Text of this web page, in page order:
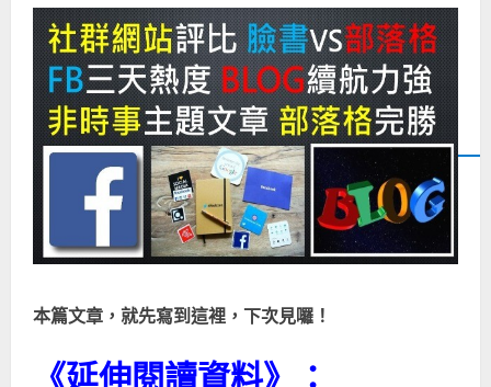
本篇文章，就先寫到這裡，下次見囉！
《延伸閱讀資料》：